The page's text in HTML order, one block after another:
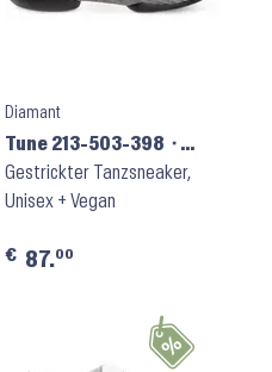
Diamant
Tune 213-503-398 ⬝
Silbergrau meliert
Gestrickter Tanzsneaker,
Unisex + Vegan
€ 87.00